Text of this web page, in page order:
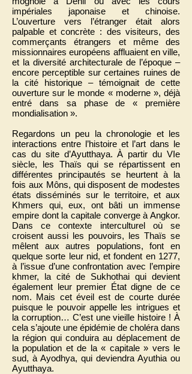
impériales japonaise et chinoise.
L’ouverture vers l’étranger était alors
palpable et concrète : des visiteurs, des
commerçants étrangers et même des
missionnaires européens affluaient en ville,
et la diversité architecturale de l’époque –
encore perceptible sur certaines ruines de
la cité historique – témoignait de cette
ouverture sur le monde « moderne », déjà
entré dans sa phase de « première
mondialisation ».
Regardons un peu la chronologie et les
interactions entre l’histoire et l’art dans le
cas du site d’Ayutthaya. À partir du VIe
siècle, les Thaïs qui se répartissent en
différentes principautés se heurtent à la
fois aux Môns, qui disposent de modestes
états disséminés sur le territoire, et aux
Khmers qui, eux, ont bâti un immense
empire dont la capitale converge à Angkor.
Dans ce contexte interculturel où se
croisent aussi les pouvoirs, les Thaïs se
mêlent aux autres populations, font en
quelque sorte leur nid, et fondent en 1277,
à l’issue d’une confrontation avec l’empire
khmer, la cité de Sukhothai qui devient
également leur premier État digne de ce
nom. Mais cet éveil est de courte durée
puisque le pouvoir appelle les intrigues et
la corruption… C’est une vieille histoire ! À
cela s’ajoute une épidémie de choléra dans
la région qui conduira au déplacement de
la population et de la « capitale » vers le
sud, à Ayodhya, qui deviendra Ayuthia ou
Ayutthaya.